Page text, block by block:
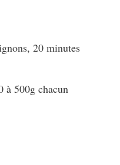
20 minutes
à 500g chacun